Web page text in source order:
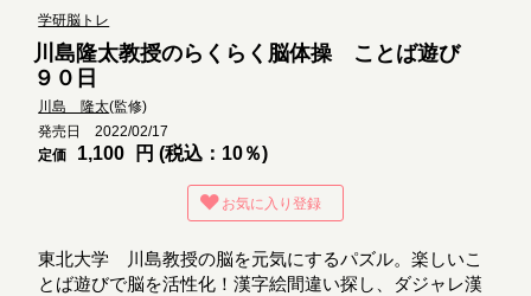
学研脳トレ
川島隆太教授のらくらく脳体操 ことば遊び
９０日
川島 隆太(監修)
発売日 2022/02/17
定価
1,100 円 (税込：10％)
お気に入り登録
東北大学 川島教授の脳を元気にするパズル。楽しいこ
とば遊びで脳を活性化！漢字絵間違い探し、ダジャレ漢